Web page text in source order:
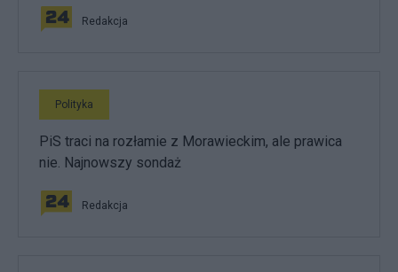
Redakcja
Polityka
PiS traci na rozłamie z Morawieckim, ale prawica
nie. Najnowszy sondaż
Redakcja